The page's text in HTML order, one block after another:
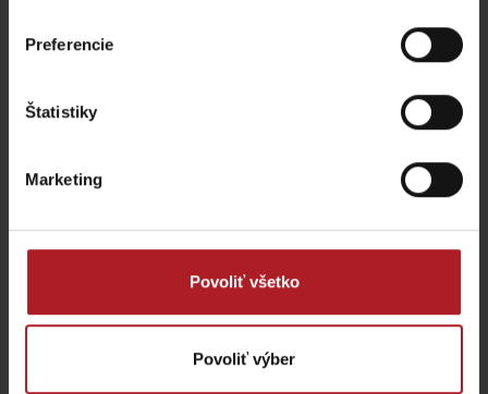
Preferencie
Štatistiky
Marketing
Povoliť všetko
Povoliť výber
9. 8. 2026